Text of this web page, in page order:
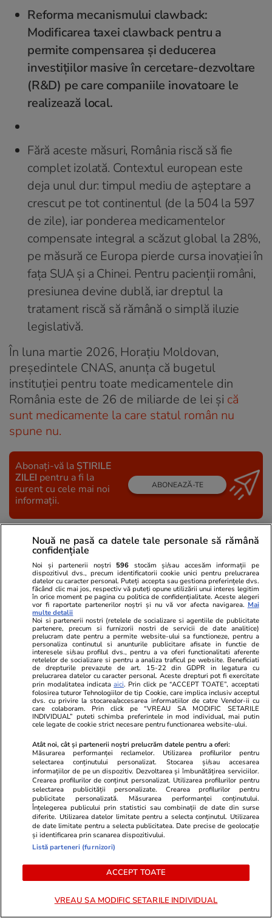
Reforma mecanismului clawback:
Modificarea taxei clawback pentru a
permite compensarea și deducerea
investițiilor masive în cercetare-dezvoltare
(R&D) pe care companiile inovatoare le
realizează local.
Fără aceste măsuri, România riscă să fie
complet izolată. Contextul european este
deja unul dur: timpul mediu de așteptare a
crescut pe tot continentul (de la 504 la 597
de zile), iar ponderea medicamentelor
compensate integral a scăzut global la 28%,
pe măsură ce Europa pierde cursa inovației în
fața SUA și a Chinei. Pentru pacienții români,
presiunea devine dublă, iar dreptul la
tratament riscă să rămână o simplă iluzie
legislativă.
În luna martie 2026, Horațiu Moldovan,
președintele CNAS, anunța că bugetul
instituției pentru toate medicamentele din
România este de 26 de miliarde de lei și că
sunt medicamente la care statul român nu
spune nu.
Abonați-vă la ȘTIRILE
ZILEI pentru a fi la
curent cu cele mai noi
informații.
ABONEAZĂ-TE
URMĂREȘTE CEL MAI NOU VIDEO
Primăria Capitalei a anunțat ce se întâmplă cu
blocul din Rahova afectat de explozia de acum 9
luni și cât a plătit pe chiriile locatarilor evacuați
Share Comentează
Abonați-vă la canalul Libertatea de WhatsApp pentru
a fi la curent cu ultimele informații
Cseke Attila Boli Cancer de piele
Cancer la san
Medicamente
Medici Spital
Nouă ne pasă ca datele tale personale să rămână
confidențiale
Noi și partenerii noștri 596 stocăm și/sau accesăm informații pe
dispozitivul dvs., precum identificatorii cookie unici pentru prelucrarea
datelor cu caracter personal. Puteți accepta sau gestiona preferințele dvs.
făcând clic mai jos, respectiv vă puteți opune utilizării unui interes legitim
în orice moment pe pagina cu politica de confidențialitate. Aceste alegeri
vor fi raportate partenerilor noștri și nu vă vor afecta navigarea. Mai
multe detalii
Noi si partenerii nostri (retelele de socializare si agentiile de publicitate
partenere, precum si furnizorii nostri de servicii de date analitice)
prelucram date pentru a permite website-ului sa functioneze, pentru a
personaliza continutul si anunturile publicitare afisate in functie de
interesele si/sau profilul dvs., pentru a va oferi functionalitati aferente
retelelor de socializare si pentru a analiza traficul pe website. Beneficiati
de drepturile prevazute de art. 15-22 din GDPR in legatura cu
prelucrarea datelor cu caracter personal. Aceste drepturi pot fi exercitate
prin modalitatea indicataaici. Prin click pe “ACCEPT TOATE”, acceptati
folosirea tuturor Tehnologiilor de tip Cookie, care implica inclusiv acceptul
dvs. cu privire la stocarea/accesarea informatiilor de catre Vendor-ii cu
care colaboram. Prin click pe “VREAU SA MODIFIC SETARILE
INDIVIDUAL” puteti schimba preferintele in mod individual, mai putin
cele legate de cookie strict necesare pentru functionarea website-ului.
Atât noi, cât și partenerii noștri prelucrăm datele pentru a oferi:
Măsurarea performanței reclamelor. Utilizarea profilurilor pentru
selectarea conținutului personalizat. Stocarea și/sau accesarea
informațiilor de pe un dispozitiv. Dezvoltarea și îmbunătățirea serviciilor.
Crearea profilurilor de conținut personalizat. Utilizarea profilurilor pentru
selectarea publicității personalizate. Crearea profilurilor pentru
publicitate personalizată. Măsurarea performanței conținutului.
Înțelegerea publicului prin statistici sau combinații de date din surse
diferite. Utilizarea datelor limitate pentru a selecta conținutul. Utilizarea
de date limitate pentru a selecta publicitatea. Date precise de geolocație
și identificarea prin scanarea dispozitivului.
Listă parteneri (furnizori)
ACCEPT TOATE
VREAU SA MODIFIC SETARILE INDIVIDUAL